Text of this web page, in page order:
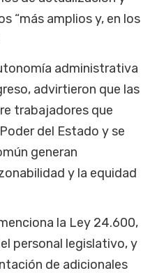
“más amplios y, en los
administrativa
advirtieron que las
trabajadores que
del Estado y se
generan
y la equidad
la Ley 24.600,
personal legislativo, y
de adicionales